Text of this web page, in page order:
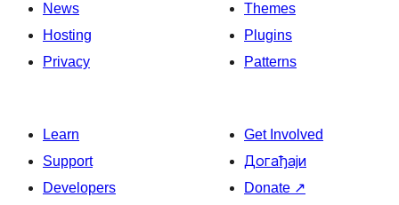
News
Hosting
Privacy
Themes
Plugins
Patterns
Learn
Support
Developers
Get Involved
Догађаји
Donate ↗